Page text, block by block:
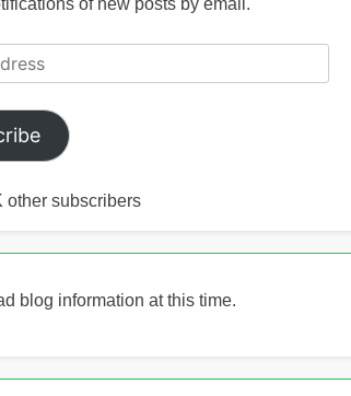
other subscribers
blog information at this time.